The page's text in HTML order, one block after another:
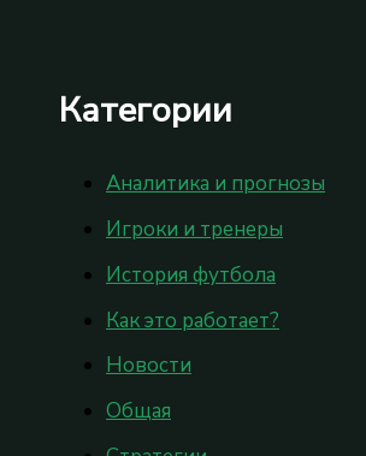
Категории
Аналитика и прогнозы
Игроки и тренеры
История футбола
Как это работает?
Новости
Общая